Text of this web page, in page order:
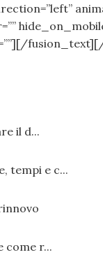
il d...
tempi e c...
come r...